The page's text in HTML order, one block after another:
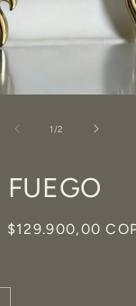
1/de
2
Precio
$129.900,00